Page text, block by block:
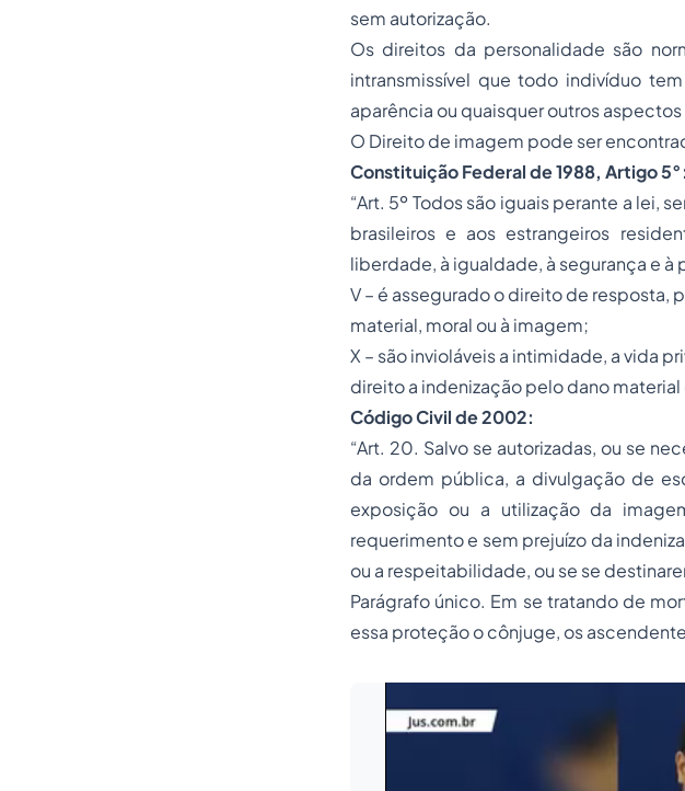
sem autorização.
Os direitos da personalidade são
intransmissível que todo indivíduo
aparência ou quaisquer outros
O Direito de imagem pode ser
Constituição Federal de 1988, Artigo 5°:
“Art. 5º Todos são iguais perante a lei,
brasileiros e aos estrangeiros
liberdade, à igualdade, à segurança e
V – é assegurado o direito de resposta,
material, moral ou à imagem;
X – são invioláveis a intimidade, a vida
direito a indenização pelo dano
Código Civil de 2002:
“Art. 20. Salvo se autorizadas, ou se
da ordem pública, a divulgação de
exposição ou a utilização da
requerimento e sem prejuízo da
ou a respeitabilidade, ou se se
Parágrafo único. Em se tratando de
essa proteção o cônjuge, os